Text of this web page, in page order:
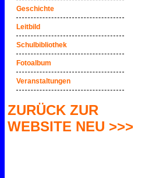
Geschichte
Leitbild
Schulbibliothek
Fotoalbum
Veranstaltungen
ZURÜCK ZUR
WEBSITE NEU >>>